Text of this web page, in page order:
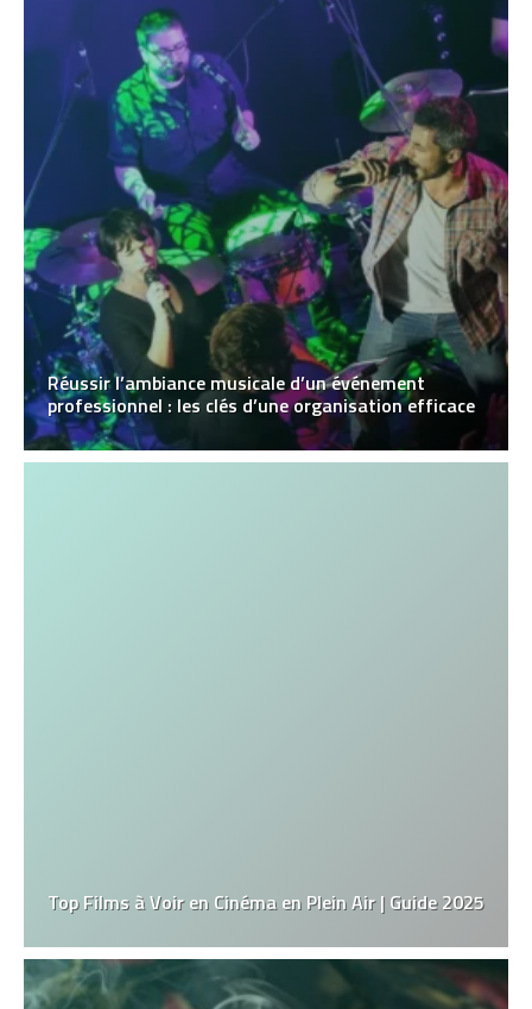
Réussir l’ambiance musicale d’un événement
professionnel : les clés d’une organisation efficace
Top Films à Voir en Cinéma en Plein Air | Guide 2025